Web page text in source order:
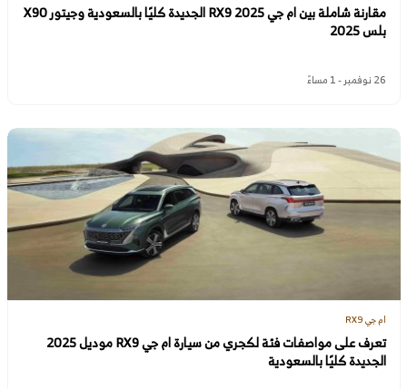
مقارنة شاملة بين ام جي RX9 2025 الجديدة كليًا بالسعودية وجيتور X90
بلس 2025
26 نوفمبر - 1 مساءً
ام جي RX9
تعرف على مواصفات فئة لكجري من سيارة ام جي RX9 موديل 2025
الجديدة كليًا بالسعودية